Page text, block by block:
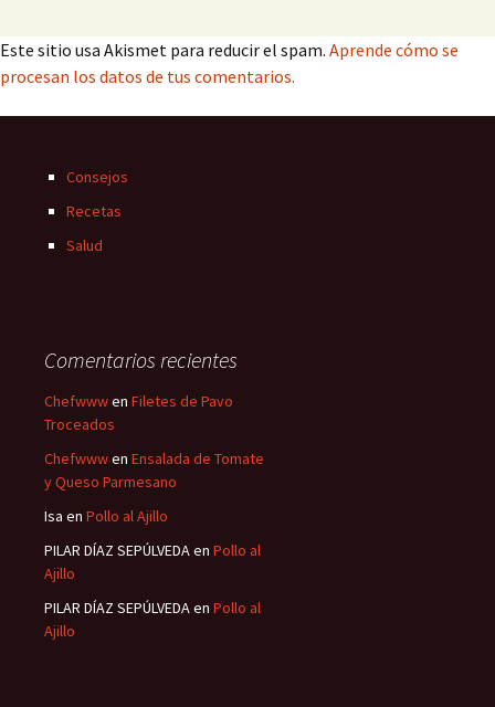
Este sitio usa Akismet para reducir el spam. Aprende cómo se
procesan los datos de tus comentarios.
Consejos
Recetas
Salud
Comentarios recientes
Chefwwwen Filetes de Pavo
Troceados
Chefwwwen Ensalada de Tomate
y Queso Parmesano
Isa en Pollo al Ajillo
PILAR DÍAZ SEPÚLVEDAen Pollo al
Ajillo
PILAR DÍAZ SEPÚLVEDAen Pollo al
Ajillo